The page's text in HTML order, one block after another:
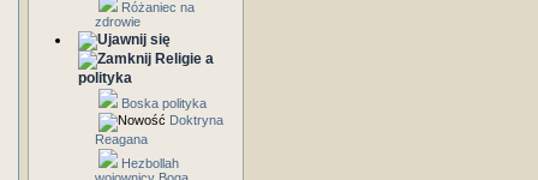
Różaniec na
zdrowie
Religie a
polityka
Boska polityka
Doktryna
Reagana
Hezbollah